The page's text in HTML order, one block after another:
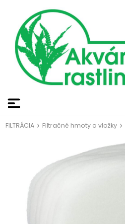
FILTRÁCIA Filtračné hmoty a vložky